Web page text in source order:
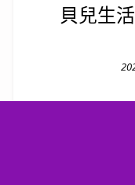
貝兒生